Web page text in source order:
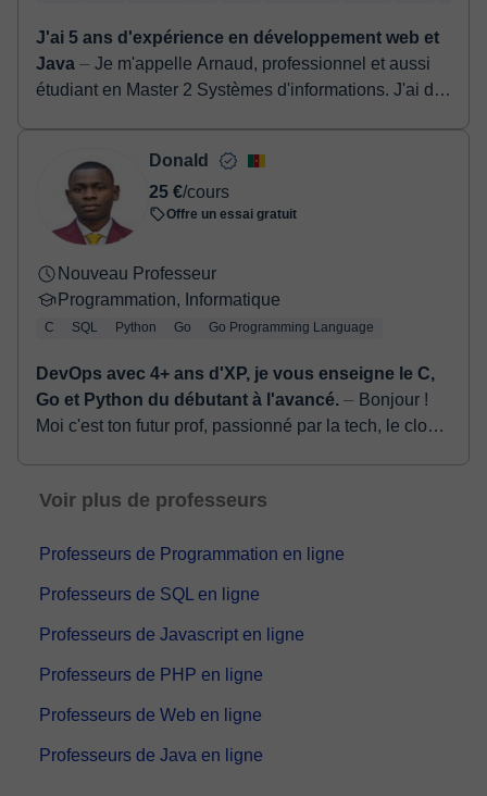
J'ai 5 ans d'expérience en développement web et
Java ⏤ Je m'appelle Arnaud, professionnel et aussi
étudiant en Master 2 Systèmes d'informations. J'ai de
Donald
25 €/cours
Offre un essai gratuit
Nouveau Professeur
Programmation, Informatique
C SQL Python Go Go Programming Language
DevOps avec 4+ ans d'XP, je vous enseigne le C,
Go et Python du débutant à l'avancé. ⏤ Bonjour !
Moi c'est ton futur prof, passionné par la tech, le cloud
Voir plus de professeurs
Professeurs de Programmation en ligne
Professeurs de SQL en ligne
Professeurs de Javascript en ligne
Professeurs de PHP en ligne
Professeurs de Web en ligne
Professeurs de Java en ligne